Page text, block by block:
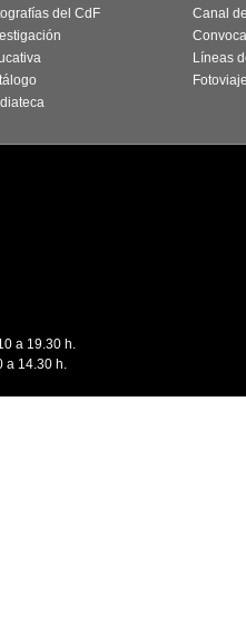
del CdF
Canal
Líneas
a 19.30 h.
a 14.30 h.